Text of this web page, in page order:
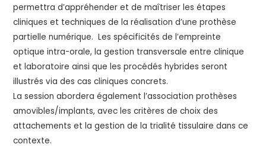
permettra d’appréhender et de maîtriser les étapes
cliniques et techniques de la réalisation d’une prothèse
partielle numérique. Les spécificités de l’empreinte
optique intra-orale, la gestion transversale entre clinique
et laboratoire ainsi que les procédés hybrides seront
illustrés via des cas cliniques concrets.
La session abordera également l’association prothèses
amovibles/implants, avec les critères de choix des
attachements et la gestion de la trialité tissulaire dans ce
contexte.